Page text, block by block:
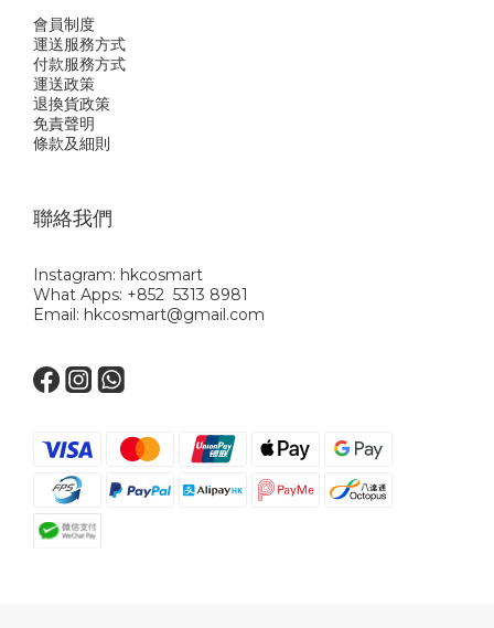
會員制度
運送服務方式
付款服務方式
運送政策
退換貨政策
免責聲明
條款及細則
聯絡我們
Instagram: hkcosmart
What Apps: +852 5313 8981
Email: hkcosmart@gmail.com